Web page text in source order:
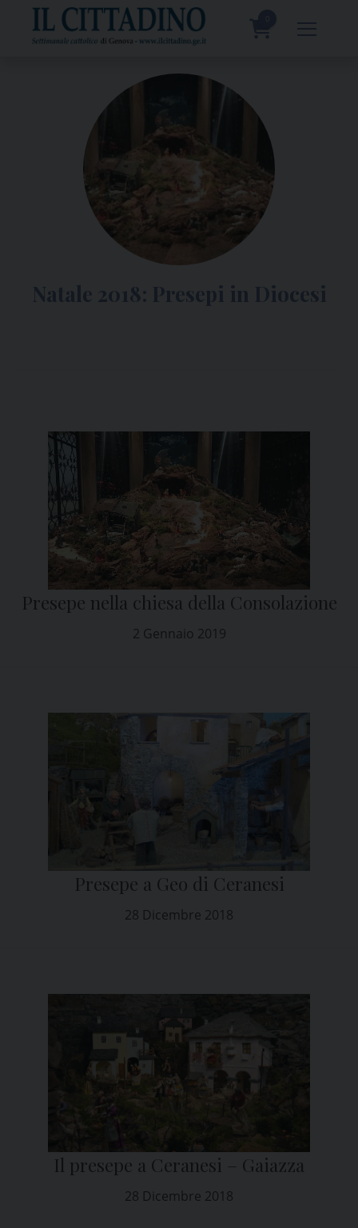
content
2 Gennaio 2019
Presepe nella chiesa della Consolazione
28 Dicembre 2018
Presepe a Geo di Ceranesi
28 Dicembre 2018
Il presepe a Ceranesi – Gaiazza